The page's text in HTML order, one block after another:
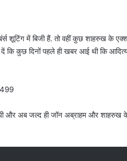
शूटिंग में बिजी हैं. तो वहीं कुछ शाहरुख के
कि कुछ दिनों पहले ही खबर आई थी कि
और अब जल्द ही जॉन अब्राहम और शाहरुख